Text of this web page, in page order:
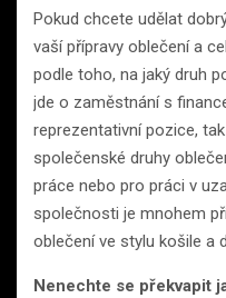
Pokud chcete udělat
vaší přípravy oblečení a
podle toho, na jaký druh
jde o zaměstnání s
reprezentativní pozice,
společenské druhy
práce nebo pro práci v
společnosti je mnohem
oblečení ve stylu košile a
Nenechte se překvapit